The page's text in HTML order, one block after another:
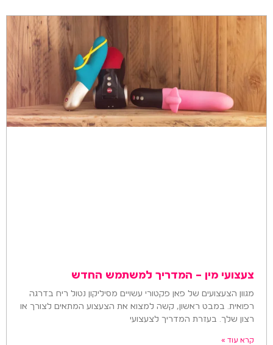
צעצועי מין – המדריך למשתמש החדש
מגוון הצעצועים של פאן פקטורי עשויים מסיליקון נטול ריח בדרגה
רפואית. במבט ראשון, קשה למצוא את הצעצוע המתאים לצורך או
רצון שלך. בעזרת המדריך לצעצועי
קרא עוד »